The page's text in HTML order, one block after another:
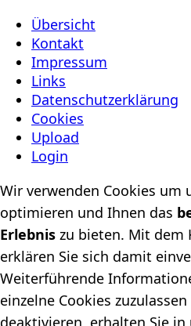
Übersicht
Kontakt
Impressum
Links
Datenschutzerklärung
Cookies
Upload
Login
Wir verwenden Cookies um
optimieren und Ihnen das
Erlebnis zu bieten. Mit dem
erklären Sie sich damit
Weiterführende
einzelne Cookies
deaktivieren, erhalten Sie in